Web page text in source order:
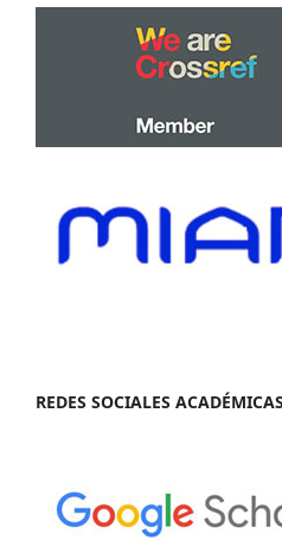
REDES SOCIALES ACADÉMICAS